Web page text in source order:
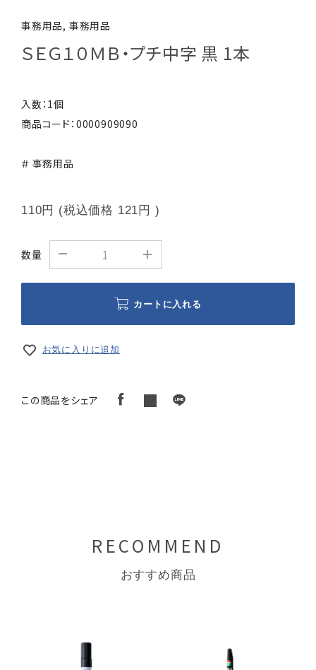
事務用品, 事務用品
ＳＥＧ１０ＭＢ・プチ中字 黒 1本
入数：1個
商品コード：0000909090
＃ 事務用品
110円 (税込価格 121円 )
数量
カートに入れる
お気に入りに追加
この商品をシェア
RECOMMEND
おすすめ商品